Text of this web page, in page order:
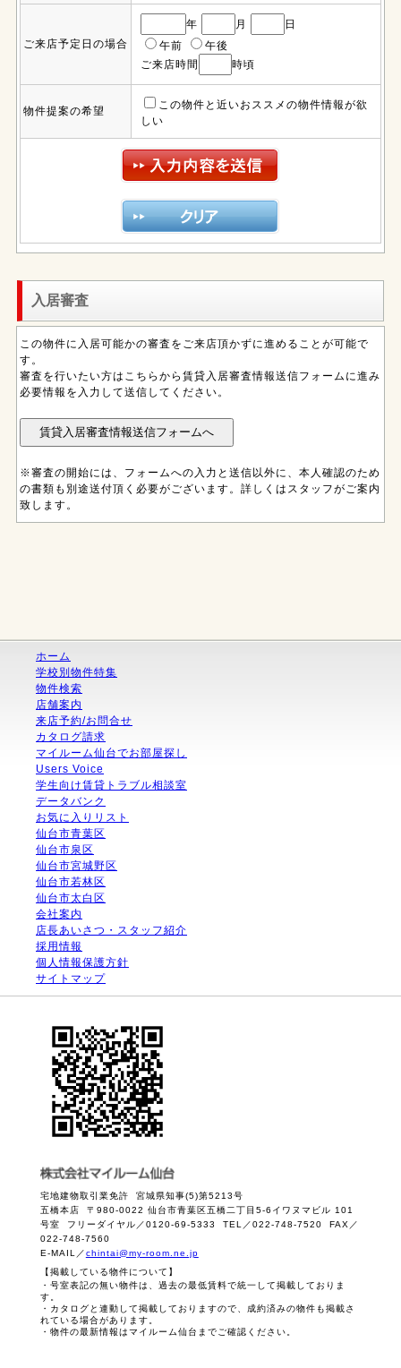
ご来店予定日の場合
年 月
日
午前
午後
ご来店時間
時頃
物件提案の希望
この物件と近いおススメの物件情報が欲
しい
入居審査
この物件に入居可能かの審査をご来店頂かずに進めることが可能で
す。
審査を行いたい方はこちらから賃貸入居審査情報送信フォームに進み
必要情報を入力して送信してください。
※審査の開始には、フォームへの入力と送信以外に、本人確認のため
の書類も別途送付頂く必要がございます。詳しくはスタッフがご案内
致します。
ホーム
学校別物件特集
物件検索
店舗案内
来店予約/お問合せ
カタログ請求
マイルーム仙台でお部屋探し
Users Voice
学生向け賃貸トラブル相談室
データバンク
お気に入りリスト
仙台市青葉区
仙台市泉区
仙台市宮城野区
仙台市若林区
仙台市太白区
会社案内
店長あいさつ・スタッフ紹介
採用情報
個人情報保護方針
サイトマップ
宅地建物取引業免許 宮城県知事(5)第5213号
五橋本店 〒980-0022 仙台市青葉区五橋二丁目5-6イワヌマビル 101
号室 フリーダイヤル／0120-69-5333 TEL／022-748-7520 FAX／
022-748-7560
E-MAIL／chintai@my-room.ne.jp
【掲載している物件について】
・号室表記の無い物件は、過去の最低賃料で統一して掲載しておりま
す。
・カタログと連動して掲載しておりますので、成約済みの物件も掲載さ
れている場合があります。
・物件の最新情報はマイルーム仙台までご確認ください。